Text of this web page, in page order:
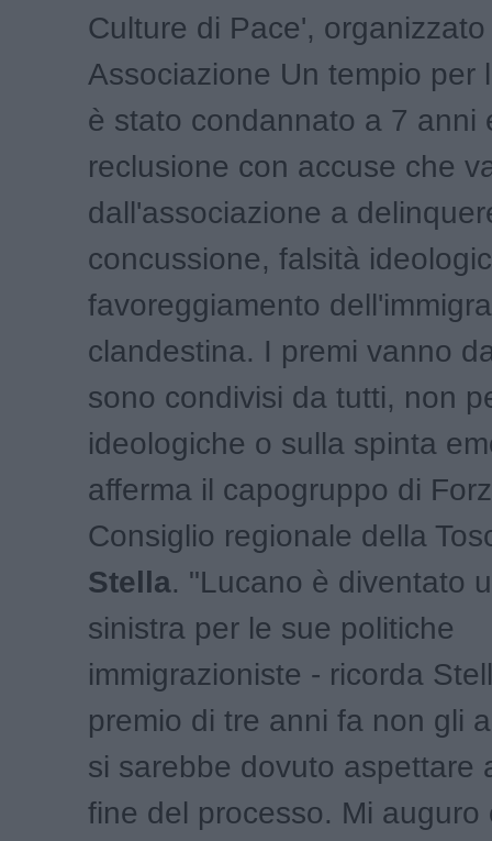
Culture di Pace',
Associazione Un tempio per
è stato condannato a 7 anni
reclusione con accuse che
dall'associazione a
concussione, falsità
favoreggiamento
clandestina. I premi vanno
sono condivisi da tutti, non
ideologiche o sulla spinta
afferma il capogruppo di
Consiglio regionale della
Stella. "Lucano è diventato
sinistra per le sue politiche
immigrazioniste - ricorda
premio di tre anni fa non gli
si sarebbe dovuto aspettare
fine del processo. Mi auguro